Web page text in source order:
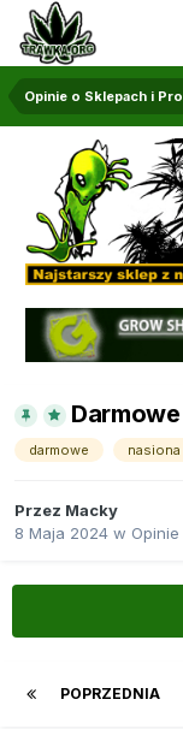
Opinie o Sklepach i
darmowe
Przez Macky
8 Maja 2024 w
POPRZEDNIA